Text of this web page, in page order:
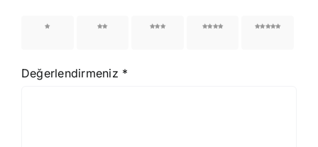
2/5
3/5
4/5
5/5
Değerlendirmeniz *